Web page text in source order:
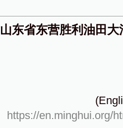
山东省东营胜利油田
https://en.minghui.org/